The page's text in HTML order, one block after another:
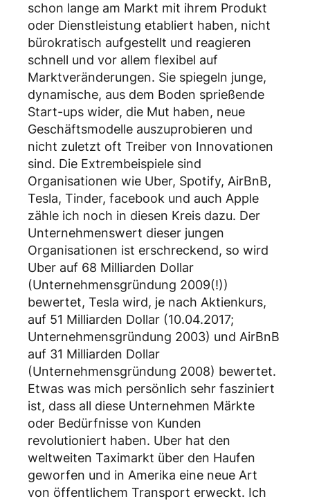
schon lange am Markt mit ihrem Produkt
oder Dienstleistung etabliert haben, nicht
bürokratisch aufgestellt und reagieren
schnell und vor allem flexibel auf
Marktveränderungen. Sie spiegeln junge,
dynamische, aus dem Boden sprießende
Start-ups wider, die Mut haben, neue
Geschäftsmodelle auszuprobieren und
nicht zuletzt oft Treiber von Innovationen
sind. Die Extrembeispiele sind
Organisationen wie Uber, Spotify, AirBnB,
Tesla, Tinder, facebook und auch Apple
zähle ich noch in diesen Kreis dazu. Der
Unternehmenswert dieser jungen
Organisationen ist erschreckend, so wird
Uber auf 68 Milliarden Dollar
(Unternehmensgründung 2009(!))
bewertet, Tesla wird, je nach Aktienkurs,
auf 51 Milliarden Dollar (10.04.2017;
Unternehmensgründung 2003) und AirBnB
auf 31 Milliarden Dollar
(Unternehmensgründung 2008) bewertet.
Etwas was mich persönlich sehr fasziniert
ist, dass all diese Unternehmen Märkte
oder Bedürfnisse von Kunden
revolutioniert haben. Uber hat den
weltweiten Taximarkt über den Haufen
geworfen und in Amerika eine neue Art
von öffentlichem Transport erweckt. Ich